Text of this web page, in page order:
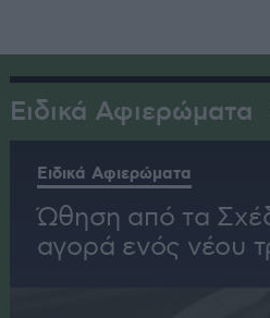
Ειδικά Αφιερώματα
Ώθηση από τα
αγορά ενός νέου
Ειδικά Αφιερώματα